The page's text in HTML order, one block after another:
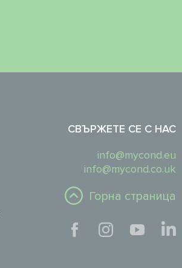
СВЪРЖЕТЕ СЕ С НАС
info@mycond.eu
info@mycond.co.uk
Горна страница